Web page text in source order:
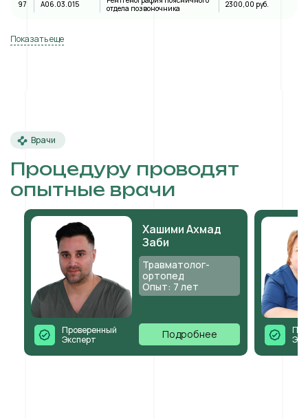
97 A06.03.015
отдела позвоночника
2300,00 руб.
Показать еще
Врачи
Процедуру проводят
опытные врачи
Проверенный
Эксперт
Хашими Ахмад
Заби
Травматолог-
ортопед
Опыт: 7 лет
Подробнее